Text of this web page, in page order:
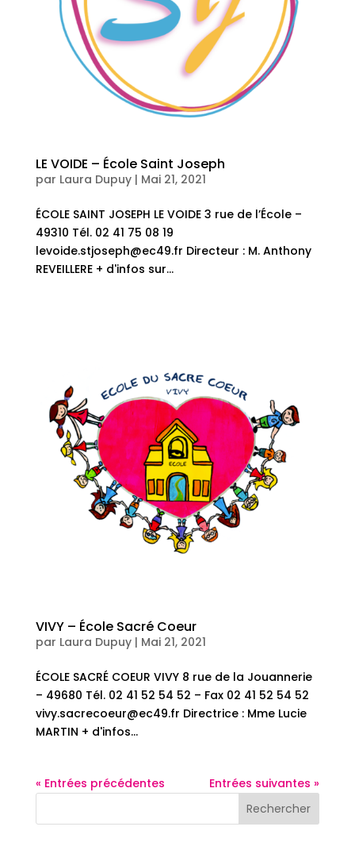
LE VOIDE – École Saint Joseph
par Laura Dupuy| Mai 21, 2021
ÉCOLE SAINT JOSEPH LE VOIDE 3 rue de l’École –
49310 Tél. 02 41 75 08 19
levoide.stjoseph@ec49.fr Directeur : M. Anthony
REVEILLERE + d'infos sur...
VIVY – École Sacré Coeur
par Laura Dupuy| Mai 21, 2021
ÉCOLE SACRÉ COEUR VIVY 8 rue de la Jouannerie
– 49680 Tél. 02 41 52 54 52 – Fax 02 41 52 54 52
vivy.sacrecoeur@ec49.fr Directrice : Mme Lucie
MARTIN + d'infos...
« Entrées précédentes Entrées suivantes »